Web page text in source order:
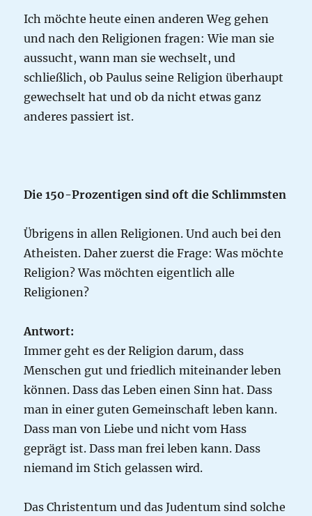
Ich möchte heute einen anderen Weg gehen
und nach den Religionen fragen: Wie man sie
aussucht, wann man sie wechselt, und
schließlich, ob Paulus seine Religion überhaupt
gewechselt hat und ob da nicht etwas ganz
anderes passiert ist.
Die 150-Prozentigen sind oft die Schlimmsten
Übrigens in allen Religionen. Und auch bei den
Atheisten. Daher zuerst die Frage: Was möchte
Religion? Was möchten eigentlich alle
Religionen?
Antwort:
Immer geht es der Religion darum, dass
Menschen gut und friedlich miteinander leben
können. Dass das Leben einen Sinn hat. Dass
man in einer guten Gemeinschaft leben kann.
Dass man von Liebe und nicht vom Hass
geprägt ist. Dass man frei leben kann. Dass
niemand im Stich gelassen wird.
Das Christentum und das Judentum sind solche